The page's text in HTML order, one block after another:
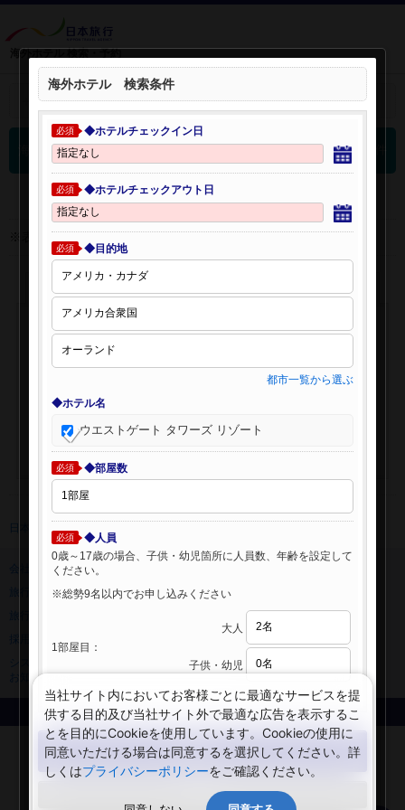
海外ホテル 検索・予約
検索条件を開く：
海外ホテル 検索結果
※表示金額はオンライン予約時の金額です。
日本旅行 トップ
旅行業登録票・約款
規約集
ニュースリリース
サイトマップ
お知らせ
Copyright © NIPPON TRAVEL AGENCY Co.,LTD. All rights reserved.
海外ホテル 検索条件
必須 ◆ホテルチェックイン日
必須 ◆ホテルチェックアウト日
必須 ◆目的地
都市一覧から選ぶ
◆ホテル名
ウエストゲート タワーズ リゾート
必須 ◆部屋数
必須
◆人員
0歳～17歳の場合、子供・幼児箇所に人員数、年齢を設定して
ください。
※総勢9名以内でお申し込みください
1部屋目：
大人
子供・幼児
検索する
閉じる
当社サイト内においてお客様ごとに最適なサービスを提
供する目的及び当社サイト外で最適な広告を表示するこ
とを目的にCookieを使用しています。Cookieの使用に
同意いただける場合は同意するを選択してください。詳
しくはプライバシーポリシーをご確認ください。